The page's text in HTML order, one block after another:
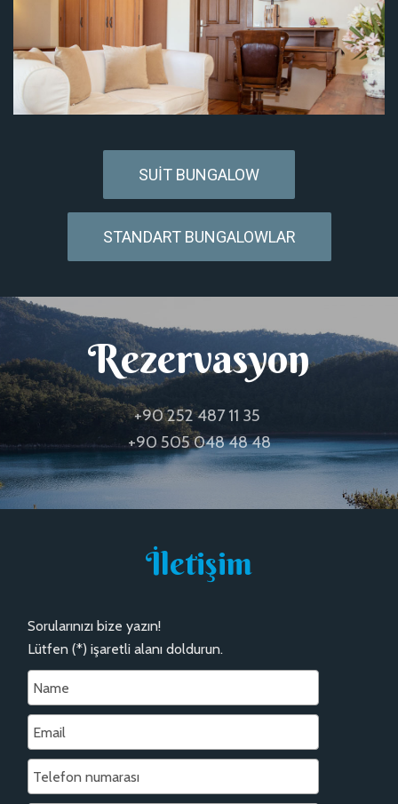
SUIT BUNGALOW
STANDART BUNGALOWLAR
Rezervasyon
+90 252 487 11 35
+90 505 048 48 48
İletişim
Sorularınızı bize yazın!
Lütfen (*) işaretli alanı doldurun.